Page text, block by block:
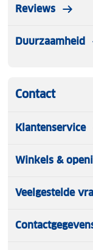
Reviews
Duurzaamheid
Contact
Klantenservice
Winkels &
Veelgestelde